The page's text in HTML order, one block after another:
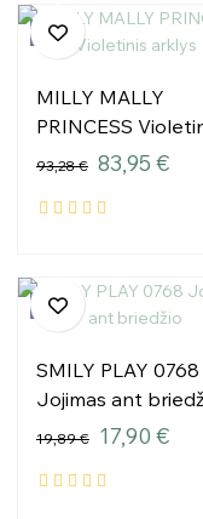
−10%
MILLY MALLY
PRINCESS
arklys
93,28 € 83,95 €
−10%
SMILY PLAY 0768
Jojimas ant
19,89 € 17,90 €